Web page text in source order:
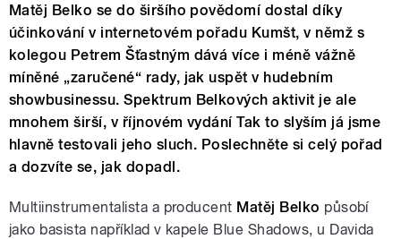
Matěj Belko se do širšího povědomí dostal díky
účinkování v internetovém pořadu Kumšt, v němž s
kolegou Petrem Šťastným dává více i méně vážně
míněné „zaručené“ rady, jak uspět v hudebním
showbusinessu. Spektrum Belkových aktivit je ale
mnohem širší, v říjnovém vydání Tak to slyším já jsme
hlavně testovali jeho sluch. Poslechněte si celý pořad
a dozvíte se, jak dopadl.
Multiinstrumentalista a producent Matěj Belko působí
jako basista například v kapele Blue Shadows, u Davida